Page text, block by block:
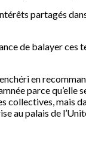
partagés
de balayer ces
en
parce qu’elle
collectives, mais
au palais de